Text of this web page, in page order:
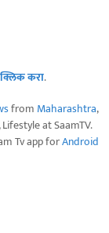
क्लिक करा.
from Maharashtra,
at SaamTV.
Tv app forAndroid